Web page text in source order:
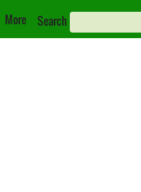
More Search